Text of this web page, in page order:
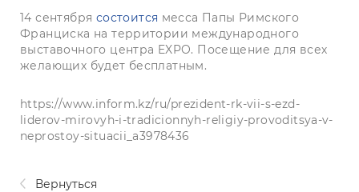
14 сентября состоится месса Папы Римского
Франциска на территории международного
выставочного центра EXPO. Посещение для всех
желающих будет бесплатным.
https://www.inform.kz/ru/prezident-rk-vii-s-ezd-
liderov-mirovyh-i-tradicionnyh-religiy-provoditsya-v-
neprostoy-situacii_a3978436
Вернуться